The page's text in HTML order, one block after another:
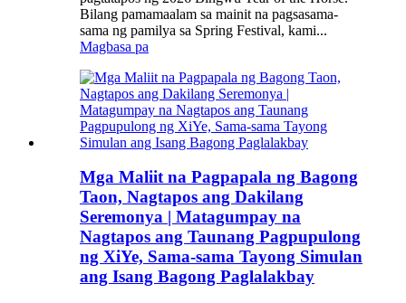
Bilang pamamaalam sa mainit na pagsasama-
sama ng pamilya sa Spring Festival, kami...
Magbasa pa
Mga Maliit na Pagpapala ng Bagong
Taon, Nagtapos ang Dakilang
Seremonya | Matagumpay na
Nagtapos ang Taunang Pagpupulong
ng XiYe, Sama-sama Tayong Simulan
ang Isang Bagong Paglalakbay